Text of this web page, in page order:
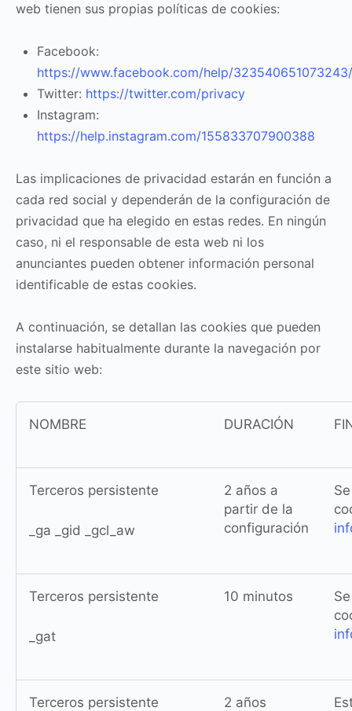
web tienen sus propias políticas de cookies:
Facebook:
https://www.facebook.com/help/323540651073243/
Twitter: https://twitter.com/privacy
Instagram:
https://help.instagram.com/155833707900388
Las implicaciones de privacidad estarán en función a
cada red social y dependerán de la configuración de
privacidad que ha elegido en estas redes. En ningún
caso, ni el responsable de esta web ni los
anunciantes pueden obtener información personal
identificable de estas cookies.
A continuación, se detallan las cookies que pueden
instalarse habitualmente durante la navegación por
este sitio web:
NOMBRE DURACIÓN
Terceros persistente
_ga _gid _gcl_aw
2 años a
partir de la
configuración
Terceros persistente
_gat
10 minutos
Terceros persistente
2 años